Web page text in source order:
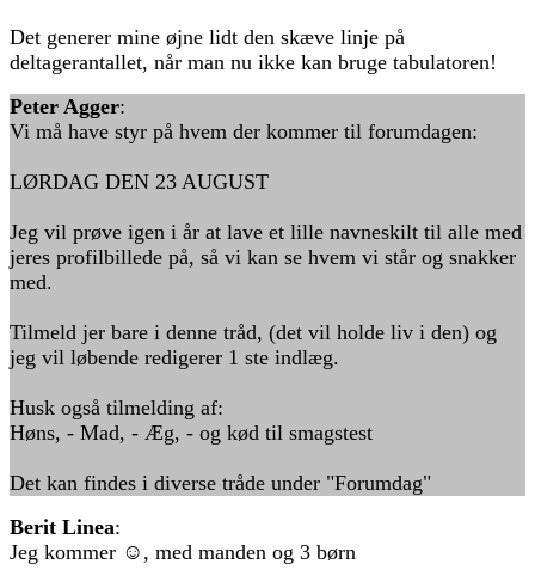
Det generer mine øjne lidt den skæve linje på
deltagerantallet, når man nu ikke kan bruge tabulatoren!
Peter Agger:
Vi må have styr på hvem der kommer til forumdagen:
LØRDAG DEN 23 AUGUST
Jeg vil prøve igen i år at lave et lille navneskilt til alle med
jeres profilbillede på, så vi kan se hvem vi står og snakker
med.
Tilmeld jer bare i denne tråd, (det vil holde liv i den) og
jeg vil løbende redigerer 1 ste indlæg.
Husk også tilmelding af:
Høns, - Mad, - Æg, - og kød til smagstest
Det kan findes i diverse tråde under "Forumdag"
Berit Linea:
Jeg kommer ☺️, med manden og 3 børn